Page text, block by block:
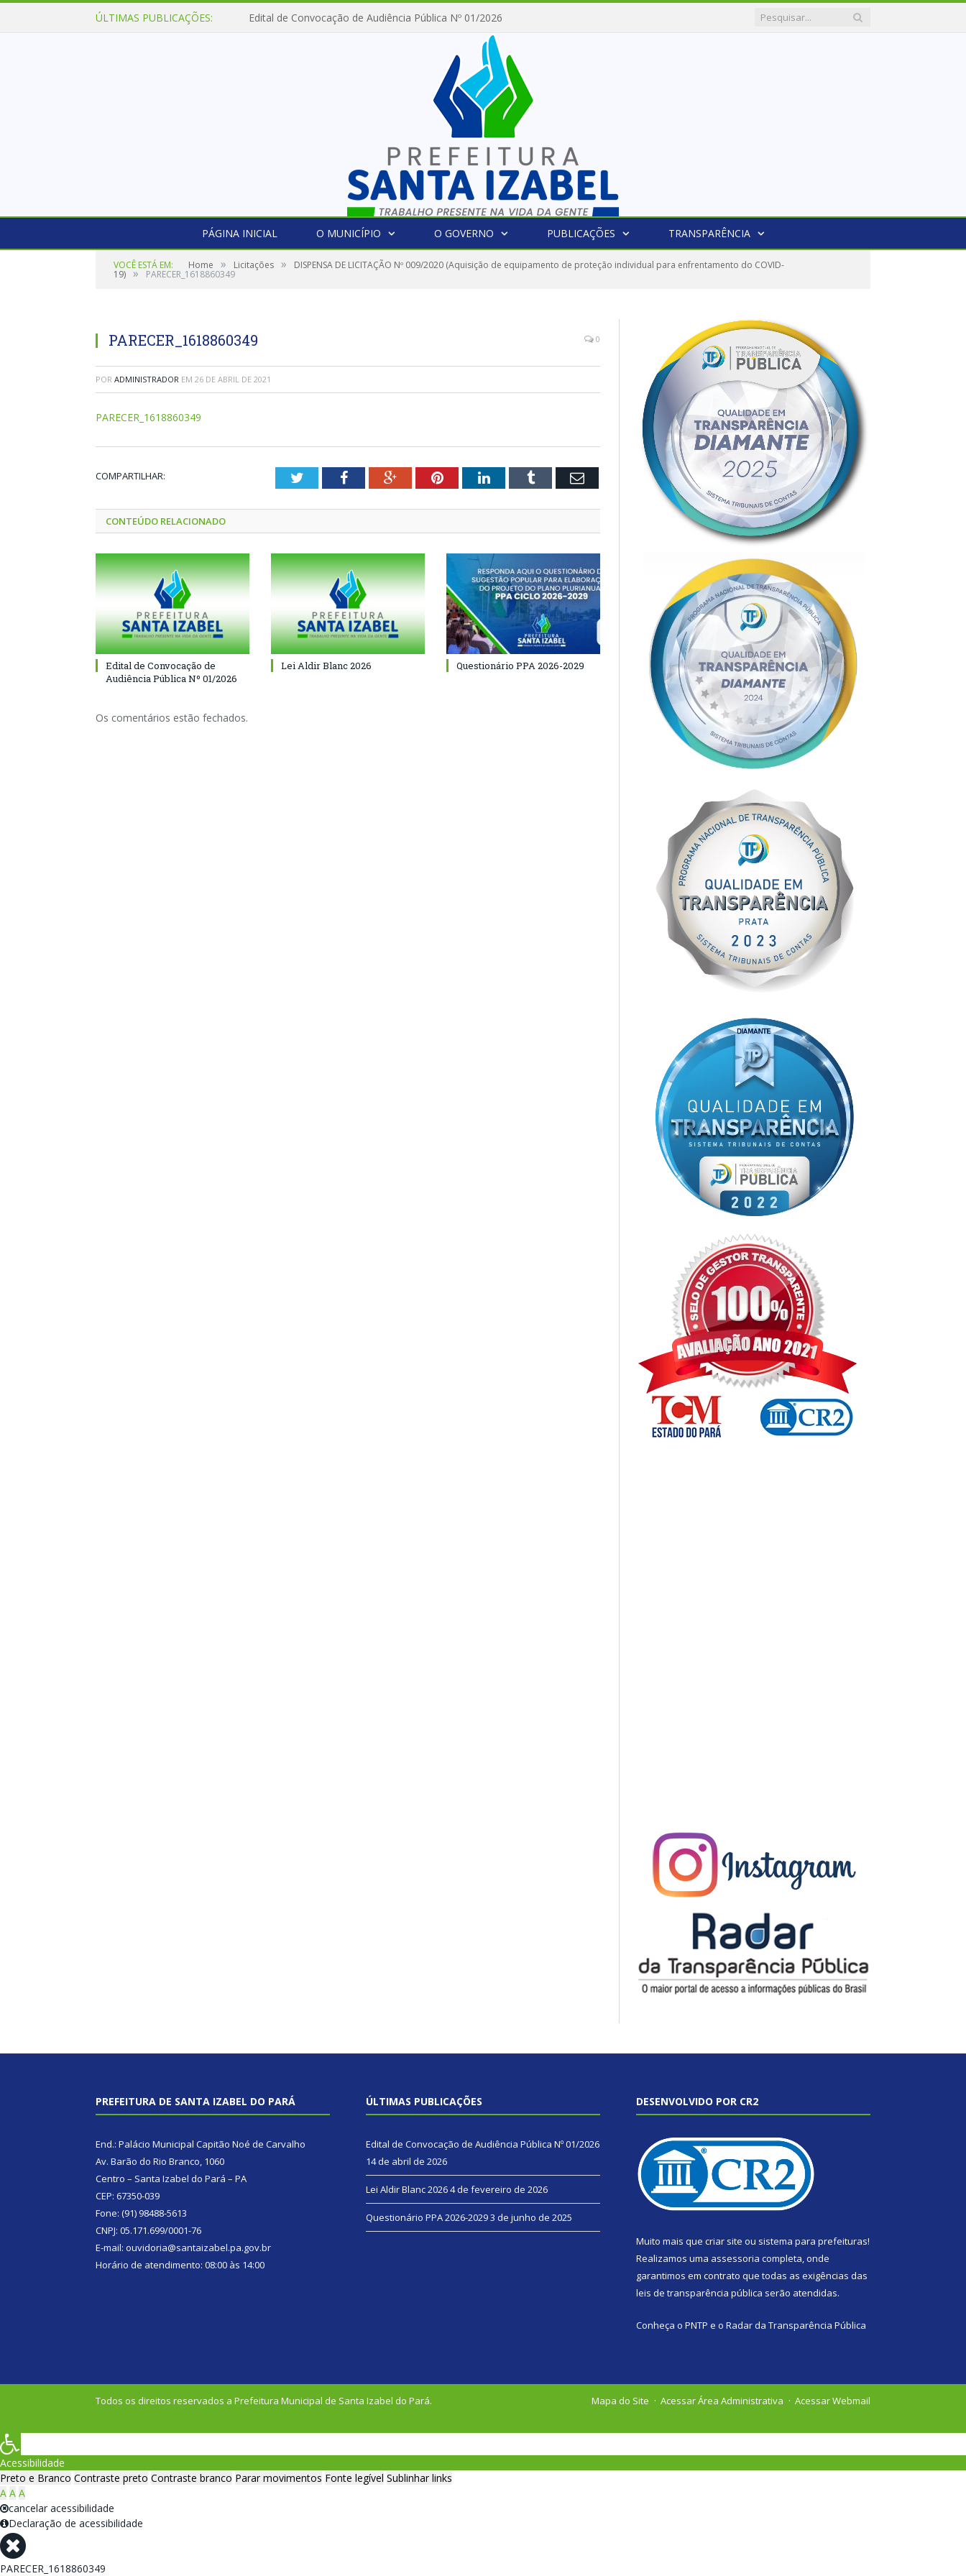
ÚLTIMAS PUBLICAÇÕES: Edital de Convocação de Audiência Pública Nº 01/2026
PÁGINA INICIAL O MUNICÍPIO O GOVERNO PUBLICAÇÕES TRANSPARÊNCIA
VOCÊ ESTÁ EM: Home » Licitações » DISPENSA DE LICITAÇÃO Nº 009/2020 (Aquisição de equipamento de proteção individual para enfrentamento do COVID-
19) » PARECER_1618860349
PARECER_1618860349 0
POR ADMINISTRADOR EM 26 DE ABRIL DE 2021
PARECER_1618860349
COMPARTILHAR: TwitterFacebookGoogle+PinterestLinkedInTumblr Email
CONTEÚDO RELACIONADO
Edital de Convocação de
Audiência Pública Nº 01/2026
Lei Aldir Blanc 2026 Questionário PPA 2026-2029
Os comentários estão fechados.
PREFEITURA DE SANTA IZABEL DO PARÁ
End.: Palácio Municipal Capitão Noé de Carvalho
Av. Barão do Rio Branco, 1060
Centro – Santa Izabel do Pará – PA
CEP: 67350-039
Fone: (91) 98488-5613
CNPJ: 05.171.699/0001-76
E-mail: ouvidoria@santaizabel.pa.gov.br
Horário de atendimento: 08:00 às 14:00
ÚLTIMAS PUBLICAÇÕES
Edital de Convocação de Audiência Pública Nº 01/2026
14 de abril de 2026
Lei Aldir Blanc 20264 de fevereiro de 2026
Questionário PPA 2026-20293 de junho de 2025
DESENVOLVIDO POR CR2
Muito mais que criar site ou sistema para prefeituras!
Realizamos uma assessoria completa, onde
garantimos em contrato que todas as exigências das
leis de transparência pública serão atendidas.
Conheça o PNTP e o Radar da Transparência Pública
Todos os direitos reservados a Prefeitura Municipal de Santa Izabel do Pará. Mapa do Site Acessar Área Administrativa Acessar Webmail
Acessibilidade
Preto e Branco Contraste preto Contraste branco Parar movimentos Fonte legível Sublinhar links
A A A
cancelar acessibilidade
Declaração de acessibilidade
PARECER_1618860349